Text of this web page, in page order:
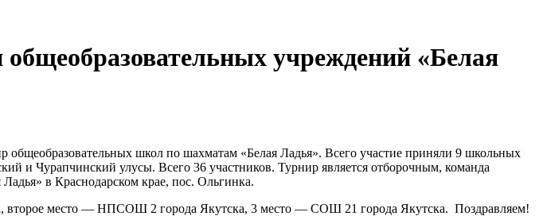
учреждений «Белая
школ по шахматам «Белая Ладья». Всего участие приняли 9 школьных
и Чурапчинский улусы. Всего 36 участников. Турнир является отборочным, команда
в Краснодарском крае, пос. Ольгинка.
второе место — НПСОШ 2 города Якутска, 3 место — СОШ 21 города Якутска. Поздравляем!